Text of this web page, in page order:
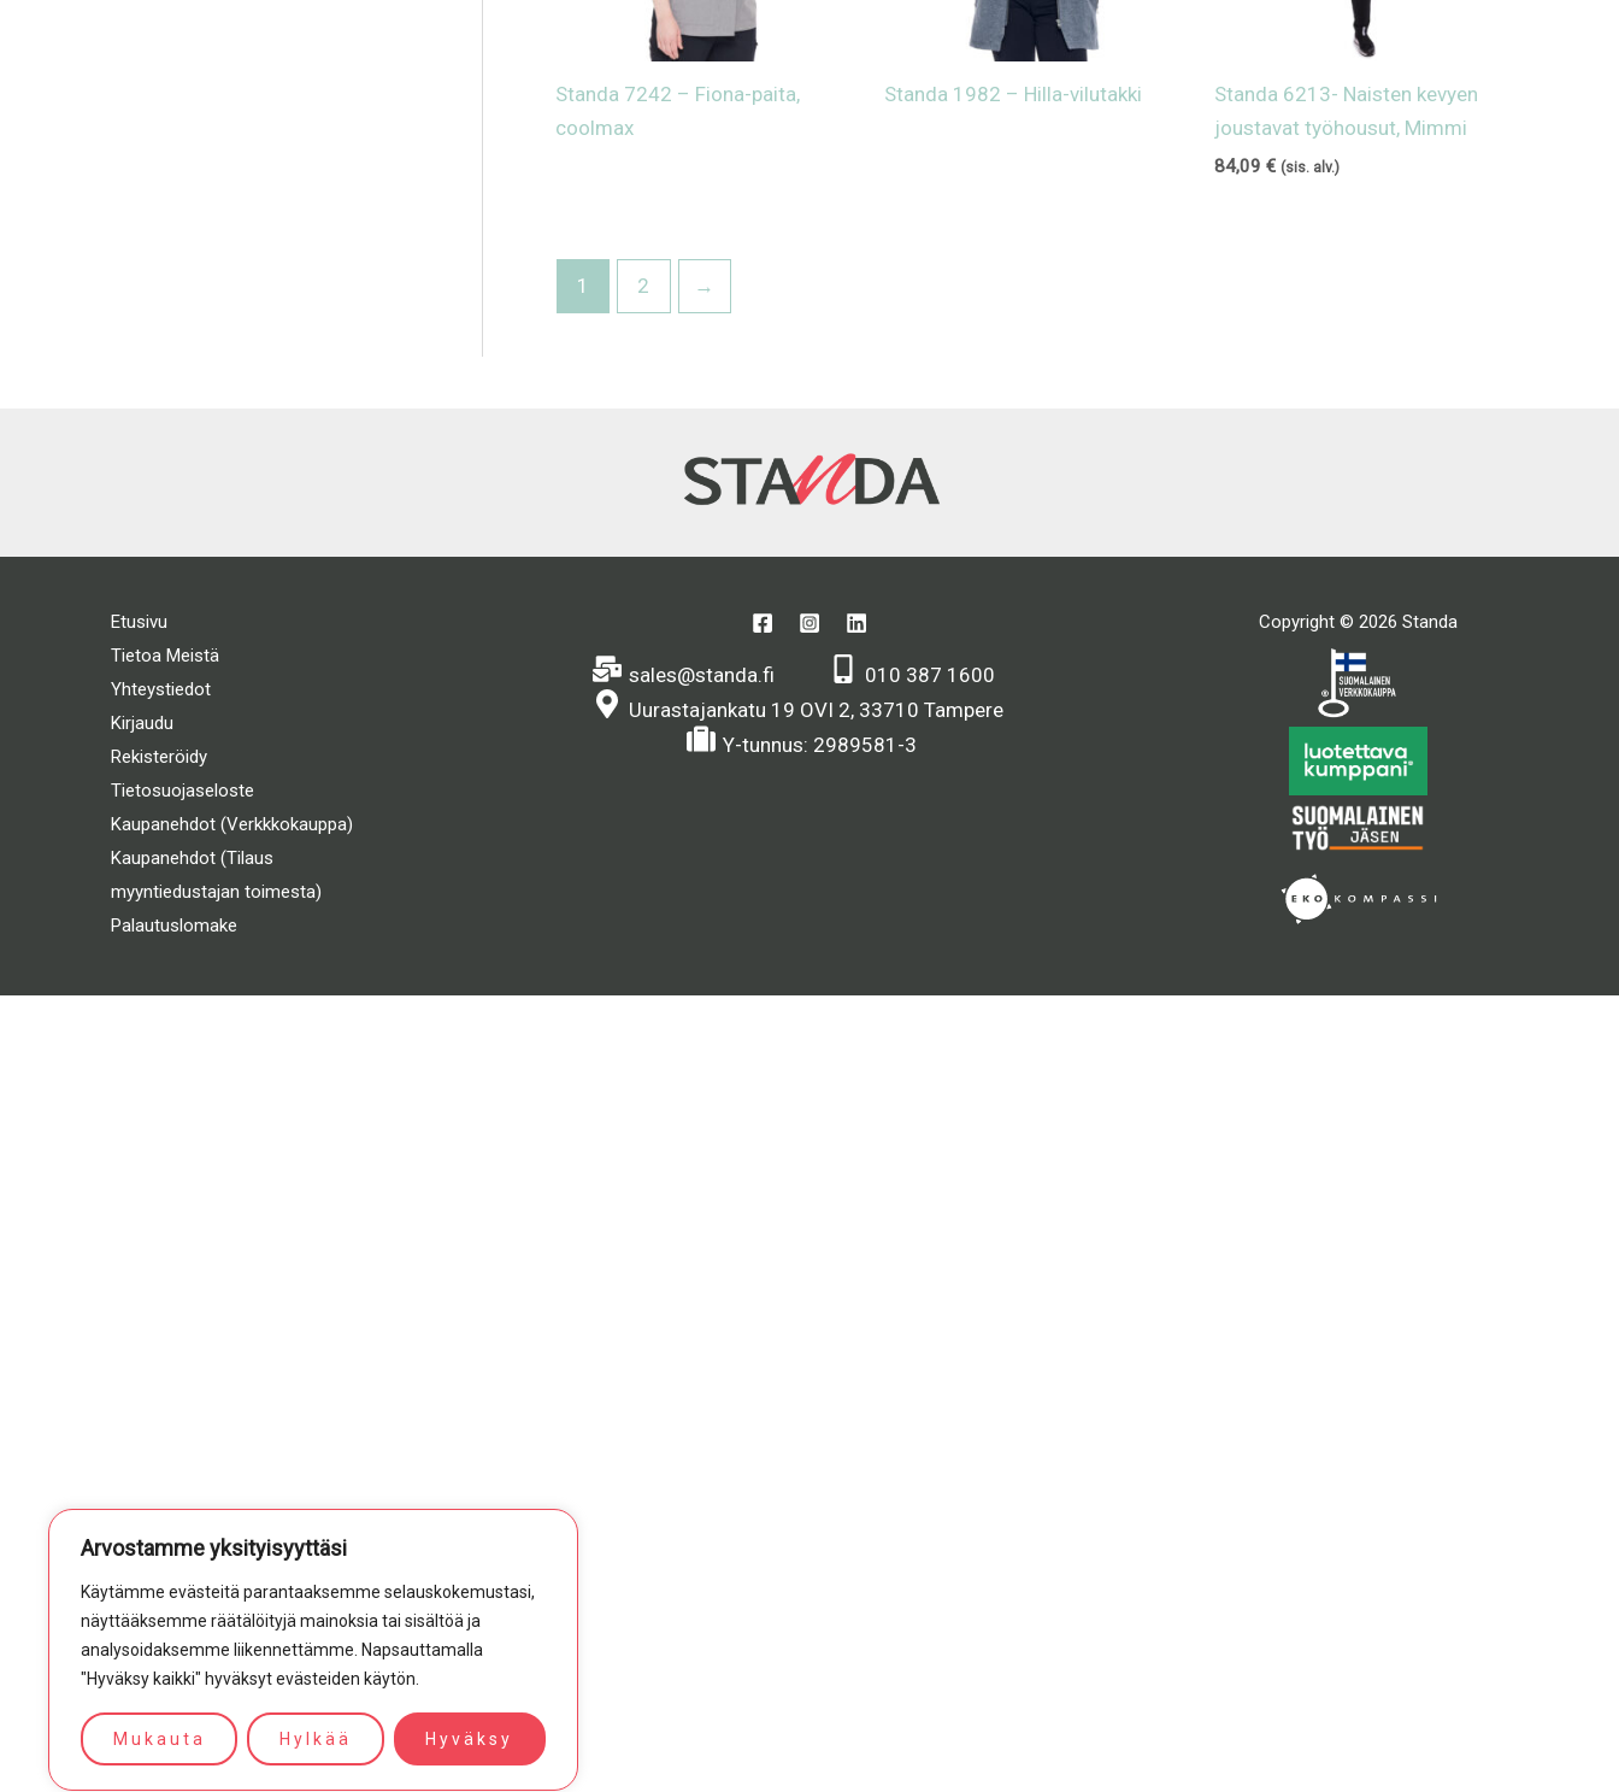
Arvostamme yksityisyyttäsi
Käytämme evästeitä parantaaksemme selauskokemustasi,
näyttääksemme räätälöityjä mainoksia tai sisältöä ja
analysoidaksemme liikennettämme. Napsauttamalla
"Hyväksy kaikki" hyväksyt evästeiden käytön.
Mukauta Hylkää Hyväksy
Standa 7242 – Fiona-paita,
coolmax
Standa 1982 – Hilla-vilutakki
Standa 6213- Naisten kevyen
joustavat työhousut, Mimmi
84,09 € (sis. alv.)
1 2 →
Etusivu
Tietoa Meistä
Yhteystiedot
Kirjaudu
Rekisteröidy
Tietosuojaseloste
Kaupanehdot (Verkkkokauppa)
Kaupanehdot (Tilaus
myyntiedustajan toimesta)
Palautuslomake
sales@standa.fi
010 387 1600
Uurastajankatu 19 OVI 2, 33710 Tampere
Y-tunnus: 2989581-3
Copyright © 2026 Standa